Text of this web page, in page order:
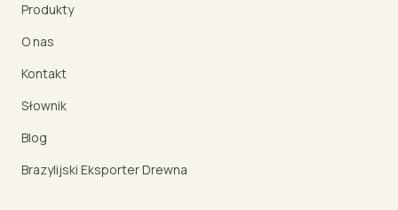
Produkty
O nas
Kontakt
Słownik
Blog
Brazylijski Eksporter Drewna